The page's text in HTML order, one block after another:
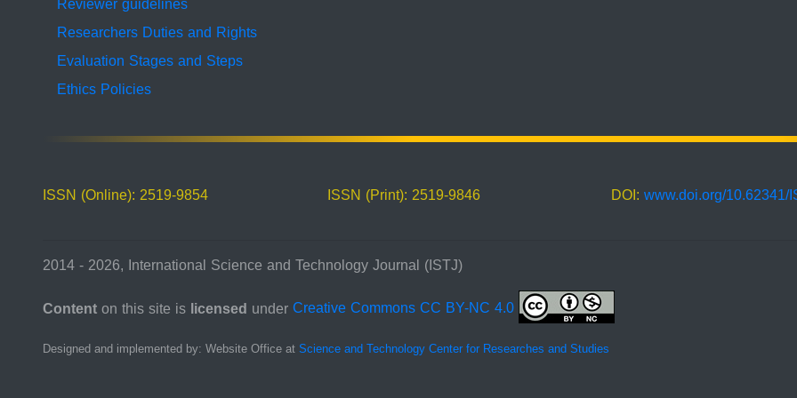
Researchers Duties and Rights
Evaluation Stages and Steps
Ethics Policies
ISSN (Online): 2519-9854 ISSN (Print): 2519-9846 DOI:www.doi.org/10.62341/
2014 - 2026, International Science and Technology Journal (ISTJ)
Contenton this site islicensed underCreative Commons CC BY-NC 4.0
Designed and implemented by: Website Office atScience and Technology Center for Researches and Studies